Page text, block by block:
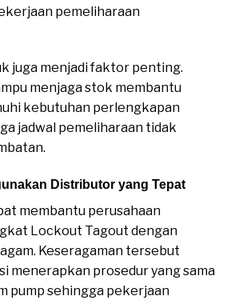
pemeliharaan
juga menjadi faktor penting.
menjaga stok membantu
kebutuhan perlengkapan
jadwal pemeliharaan tidak
Distributor yang Tepat
membantu perusahaan
Lockout Tagout dengan
Keseragaman tersebut
menerapkan prosedur yang sama
pump sehingga pekerjaan